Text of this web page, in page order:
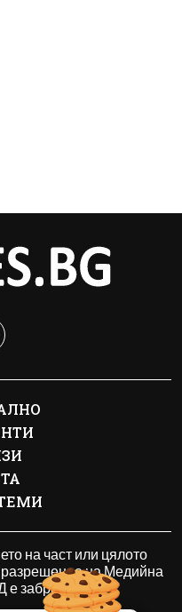
на част или цялото
на Медийна
е забранено.